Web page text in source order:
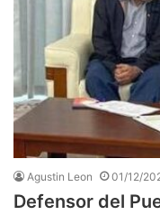
Agustin Leon 01/12/
Defensor del